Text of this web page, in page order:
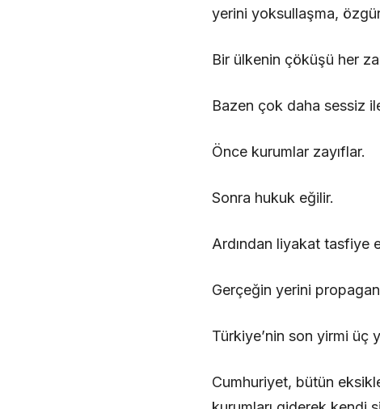
yerini yoksullaşma,
Bir ülkenin çöküşü her
Bazen çok daha sessiz
Önce kurumlar zayıflar.
Sonra hukuk eğilir.
Ardından liyakat tasfiye
Gerçeğin yerini
Türkiye’nin son yirmi üç
Cumhuriyet, bütün